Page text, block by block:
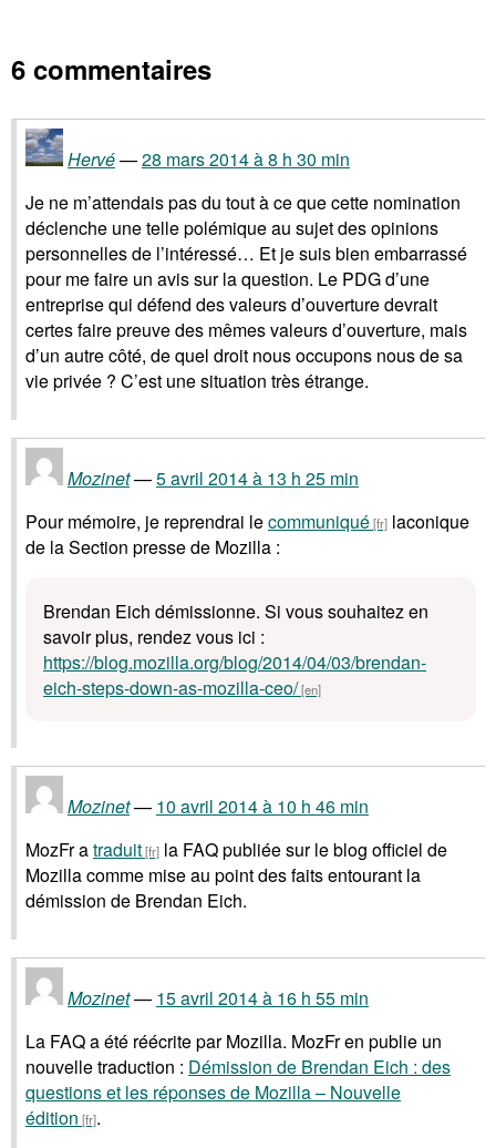
6 commentaires
Hervé
28 mars 2014 à 8 h 30 min
Je ne m’attendais pas du tout à ce que cette nomination
déclenche une telle polémique au sujet des opinions
personnelles de l’intéressé… Et je suis bien embarrassé
pour me faire un avis sur la question. Le PDG d’une
entreprise qui défend des valeurs d’ouverture devrait
certes faire preuve des mêmes valeurs d’ouverture, mais
d’un autre côté, de quel droit nous occupons nous de sa
vie privée ? C’est une situation très étrange.
Mozinet
5 avril 2014 à 13 h 25 min
Pour mémoire, je reprendrai lecommuniqué
laconique
de la Section presse de Mozilla :
Brendan Eich démissionne. Si vous souhaitez en
savoir plus, rendez vous ici :
https://blog.mozilla.org/blog/2014/04/03/brendan-
eich-steps-down-as-mozilla-ceo/
Mozinet
10 avril 2014 à 10 h 46 min
MozFr atraduit
la FAQ publiée sur le blog officiel de
Mozilla comme mise au point des faits entourant la
démission de Brendan Eich.
Mozinet
15 avril 2014 à 16 h 55 min
La FAQ a été réécrite par Mozilla. MozFr en publie un
nouvelle traduction : Démission de Brendan Eich : des
questions et les réponses de Mozilla – Nouvelle
édition
.